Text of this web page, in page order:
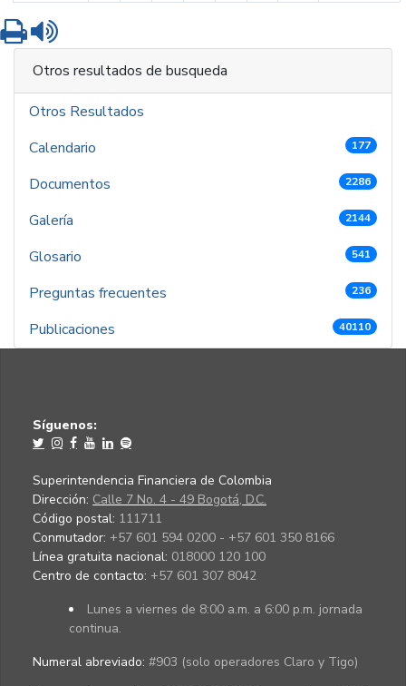
Imprimir
Otros resultados de busqueda
Otros Resultados
Calendario
177
Documentos 2286
Galería 2144
Glosario 541
Preguntas frecuentes 236
Publicaciones 40110
Síguenos:
Superintendencia Financiera de Colombia
Dirección: Calle 7 No. 4 - 49 Bogotá, D.C.
Código postal: 111711
Conmutador: +57 601 594 0200 - +57 601 350 8166
Línea gratuita nacional: 018000 120 100
Centro de contacto: +57 601 307 8042
Lunes a viernes de 8:00 a.m. a 6:00 p.m. jornada
continua.
Numeral abreviado: #903 (solo operadores Claro y Tigo)